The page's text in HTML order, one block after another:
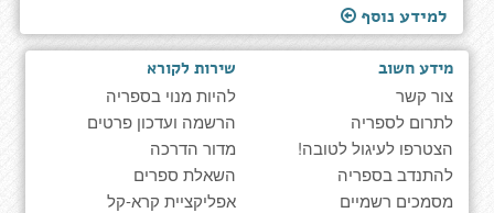
למידע נוסף
מידע חשוב
צור קשר
לתרום לספריה
הצטרפו לעיגול לטובה!
להתנדב בספריה
מסמכים רשמיים
שירות לקורא
להיות מנוי בספריה
הרשמה ועדכון פרטים
מדור הדרכה
השאלת ספרים
אפליקציית קרא-קל